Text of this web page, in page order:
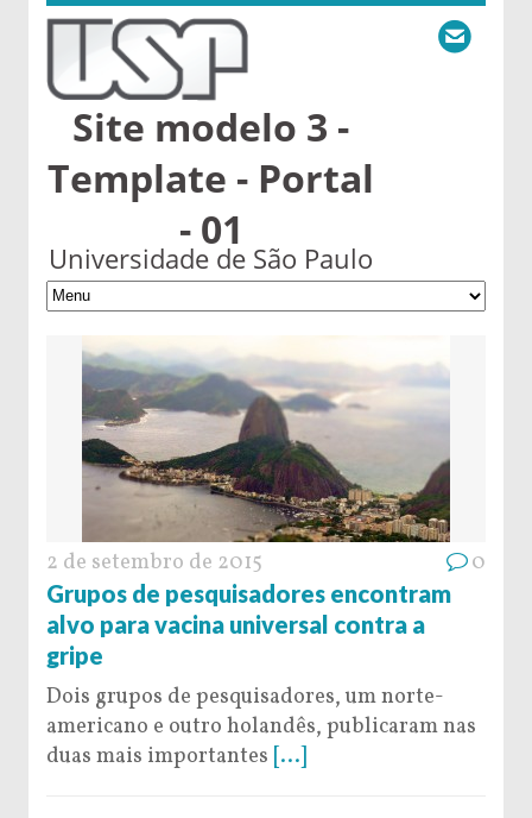
Site modelo 3 -
Template - Portal
- 01
Universidade de São Paulo
2 de setembro de 2015 0
Grupos de pesquisadores encontram
alvo para vacina universal contra a
gripe
Dois grupos de pesquisadores, um norte-
americano e outro holandês, publicaram nas
duas mais importantes [...]